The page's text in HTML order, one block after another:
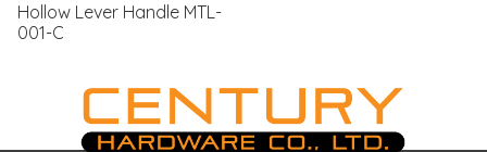
Hollow Lever Handle MTL-
001-C